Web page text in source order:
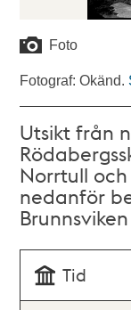
Foto
Fotograf: Okänd.
Utsikt från
Norrtull
nedanför
Brunnsviken
Tid